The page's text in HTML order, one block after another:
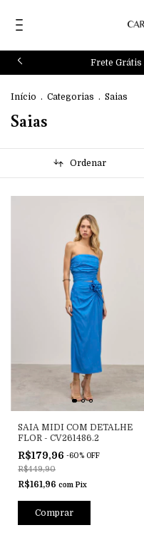
Frete Grátis
Início . Categorias . Saias
Saias
Ordenar
SAIA MIDI COM DETALHE
FLOR - CV261486.2
R$179,96 -60% OFF
R$449,90
R$161,96 com Pix
Comprar